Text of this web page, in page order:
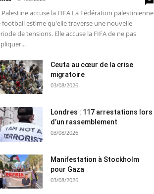
Palestine accuse la FIFA La Fédération palestinienne
football estime qu'elle traverse une nouvelle
de tensions. Elle accuse la FIFA de ne pas
Ceuta au cœur de la crise
migratoire
03/08/2026
Londres : 117 arrestations lors
d’un rassemblement
03/08/2026
Manifestation à Stockholm
pour Gaza
03/08/2026